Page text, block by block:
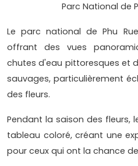
Parc National de
Le parc national de Phu
offrant des vues
chutes d'eau pittoresques et
sauvages, particulièrement
des fleurs.
Pendant la saison des fleurs,
tableau coloré, créant une
pour ceux qui ont la chance